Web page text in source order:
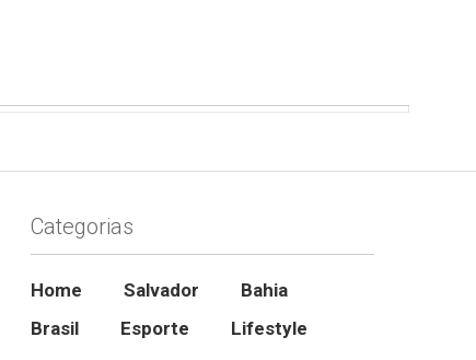
Categorias
Home Salvador
Bahia
Brasil
Esporte
Lifestyle